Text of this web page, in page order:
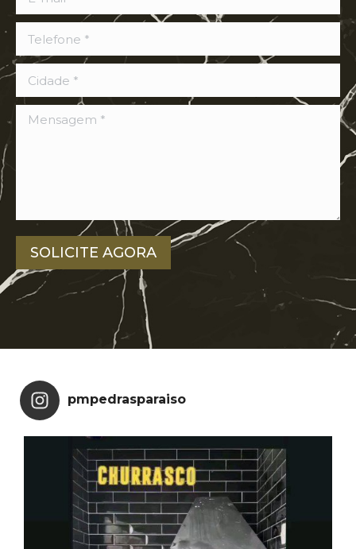
Telefone *
Cidade *
Mensagem *
SOLICITE AGORA
pmpedrasparaiso